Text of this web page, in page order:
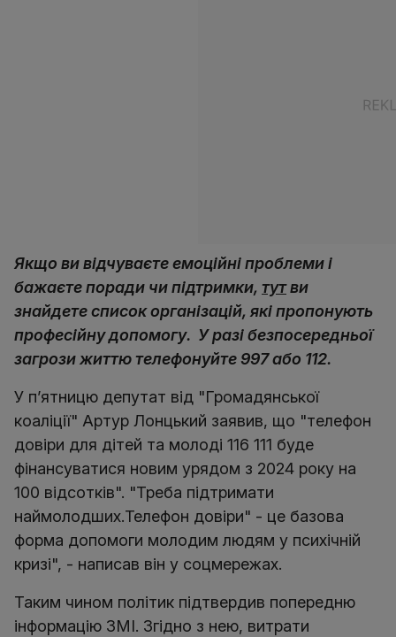
Якщо ви відчуваєте емоційні проблеми і
бажаєте поради чи підтримки, тутви
знайдете список організацій, які пропонують
професійну допомогу. У разі безпосередньої
загрози життю телефонуйте 997 або 112.
У п’ятницю депутат від "Громадянської
коаліції" Артур Лонцький заявив, що "телефон
довіри для дітей та молоді 116 111 буде
фінансуватися новим урядом з 2024 року на
100 відсотків". "Треба підтримати
наймолодших.Телефон довіри" - це базова
форма допомоги молодим людям у психічній
кризі", - написав він у соцмережах.
Таким чином політик підтвердив попередню
інформацію ЗМІ. Згідно з нею, витрати